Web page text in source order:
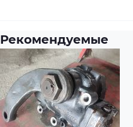
Рекомендуемые